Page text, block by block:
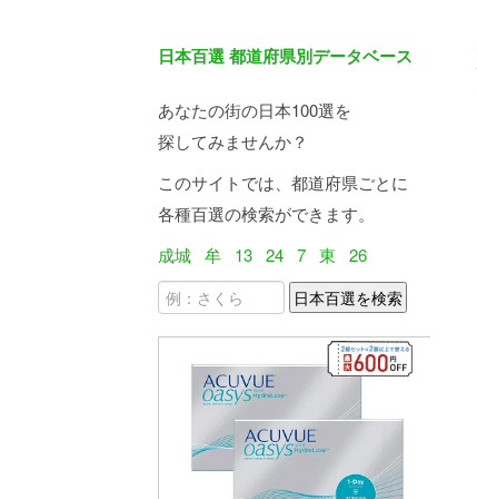
日本百選 都道府県別データベース
あなたの街の日本100選を
探してみませんか？
このサイトでは、都道府県ごとに
各種百選の検索ができます。
成城 牟 13 24 7 東 26